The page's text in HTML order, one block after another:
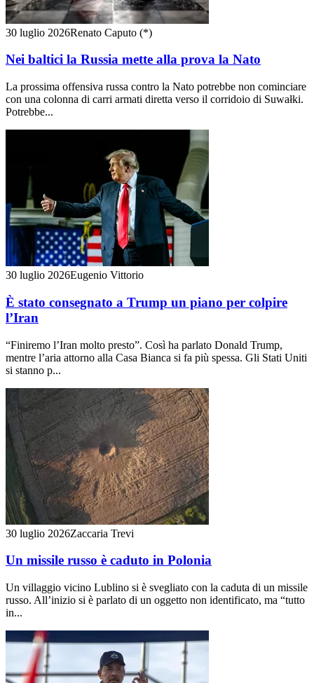
30 luglio 2026Renato Caputo (*)
Nei baltici la Russia mette alla prova la Nato
La prossima offensiva russa contro la Nato potrebbe non cominciare
con una colonna di carri armati diretta verso il corridoio di Suwałki.
Potrebbe...
30 luglio 2026Eugenio Vittorio
È stato consegnato a Trump un piano per colpire
l’Iran
“Finiremo l’Iran molto presto”. Così ha parlato Donald Trump,
mentre l’aria attorno alla Casa Bianca si fa più spessa. Gli Stati Uniti
si stanno p...
30 luglio 2026Zaccaria Trevi
Un missile russo è caduto in Polonia
Un villaggio vicino Lublino si è svegliato con la caduta di un missile
russo. All’inizio si è parlato di un oggetto non identificato, ma “tutto
in...